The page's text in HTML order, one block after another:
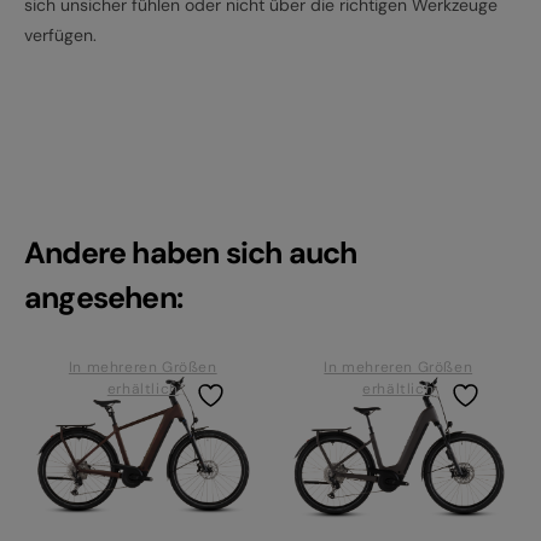
sich unsicher fühlen oder nicht über die richtigen Werkzeuge
verfügen.
Andere haben sich auch
angesehen:
In mehreren Größen
erhältlich
In mehreren Größen
erhältlich